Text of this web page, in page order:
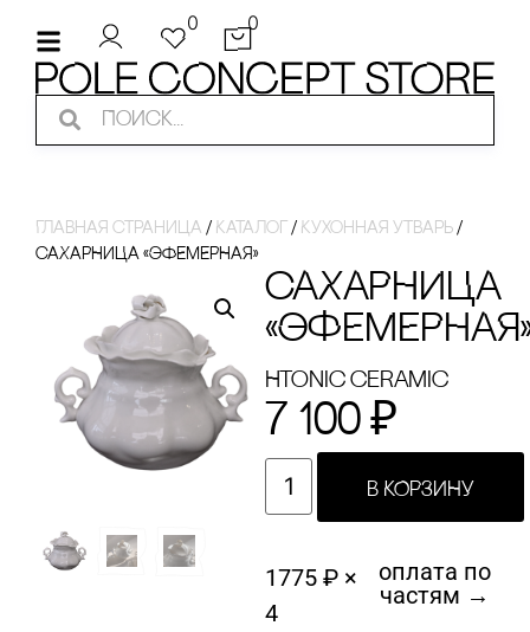
0 0
Главная страница / Каталог / Кухонная утварь /
сАХАРНИЦА «ЭФЕМЕРНАЯ»
сАХАРНИЦА
Htonic ceramic
7 100 ₽
В КОРЗИНУ
1775 ₽ ×
4
оплата по
частям →